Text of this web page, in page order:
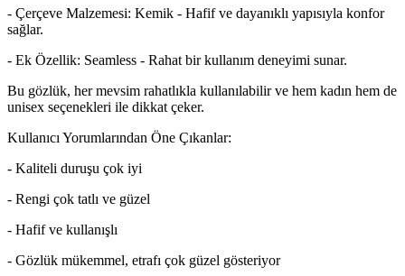
- Çerçeve Malzemesi: Kemik - Hafif ve dayanıklı yapısıyla konfor
sağlar.
- Ek Özellik: Seamless - Rahat bir kullanım deneyimi sunar.
Bu gözlük, her mevsim rahatlıkla kullanılabilir ve hem kadın hem de
unisex seçenekleri ile dikkat çeker.
Kullanıcı Yorumlarından Öne Çıkanlar:
- Kaliteli duruşu çok iyi
- Rengi çok tatlı ve güzel
- Hafif ve kullanışlı
- Gözlük mükemmel, etrafı çok güzel gösteriyor